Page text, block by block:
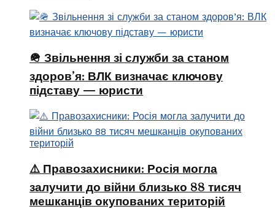
🪖 Звільнення зі служби за станом
здоров’я: ВЛК визначає ключову
підставу — юристи
⚠️ Правозахисники: Росія могла
залучити до війни близько 88 тисяч
мешканців окупованих територій